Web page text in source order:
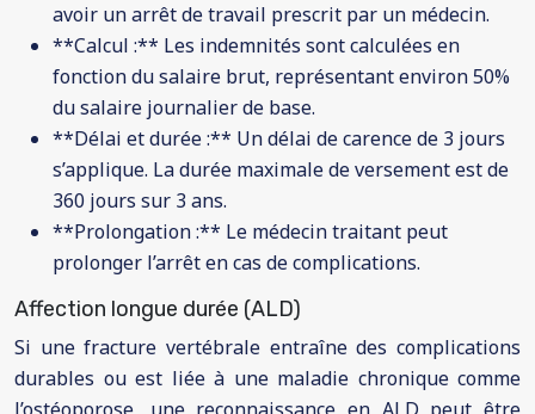
avoir un arrêt de travail prescrit par un médecin.
**Calcul :** Les indemnités sont calculées en
fonction du salaire brut, représentant environ 50%
du salaire journalier de base.
**Délai et durée :** Un délai de carence de 3 jours
s’applique. La durée maximale de versement est de
360 jours sur 3 ans.
**Prolongation :** Le médecin traitant peut
prolonger l’arrêt en cas de complications.
Affection longue durée (ALD)
Si une fracture vertébrale entraîne des complications
durables ou est liée à une maladie chronique comme